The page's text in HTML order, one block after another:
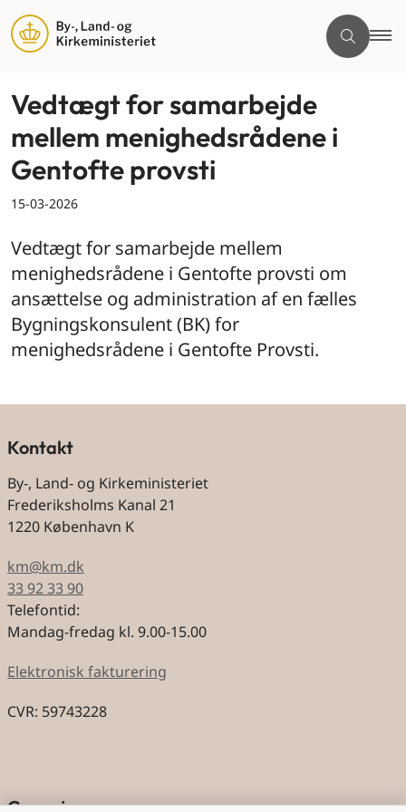
Vedtægt for samarbejde
mellem menighedsrådene i
Gentofte provsti
15-03-2026
Vedtægt for samarbejde mellem
menighedsrådene i Gentofte provsti om
ansættelse og administration af en fælles
Bygningskonsulent (BK) for
menighedsrådene i Gentofte Provsti.
Kontakt
By-, Land- og Kirkeministeriet
Frederiksholms Kanal 21
1220 København K
km@km.dk
33 92 33 90
Telefontid:
Mandag-fredag kl. 9.00-15.00
Elektronisk fakturering
CVR: 59743228
Genveje